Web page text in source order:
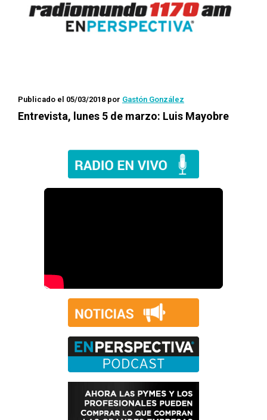
Publicado el 05/03/2018 por Gastón González
Entrevista, lunes 5 de marzo: Luis Mayobre